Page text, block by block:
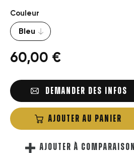
Couleur
60,00 €
DEMANDER DES INFOS
AJOUTER AU PANIER
AJOUTER À COMPARAISON